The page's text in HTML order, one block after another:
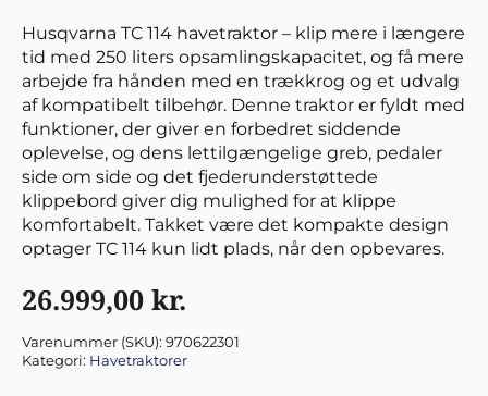
Husqvarna TC 114 havetraktor – klip mere i længere
tid med 250 liters opsamlingskapacitet, og få mere
arbejde fra hånden med en trækkrog og et udvalg
af kompatibelt tilbehør. Denne traktor er fyldt med
funktioner, der giver en forbedret siddende
oplevelse, og dens lettilgængelige greb, pedaler
side om side og det fjederunderstøttede
klippebord giver dig mulighed for at klippe
komfortabelt. Takket være det kompakte design
optager TC 114 kun lidt plads, når den opbevares.
26.999,00 kr.
Varenummer (SKU): 970622301
Kategori: Havetraktorer